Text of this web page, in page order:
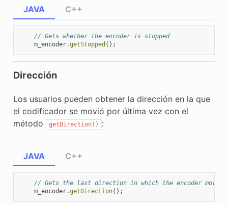
JAVA
// Gets whether the encoder is stopped
m_encoder.getStopped ();
C++
Dirección
Los usuarios pueden obtener la dirección en la que
el codificador se movió por última vez con el
método
getDirection() :
JAVA
// Gets the last direction in which the encoder moved
m_encoder.getDirection();
C++